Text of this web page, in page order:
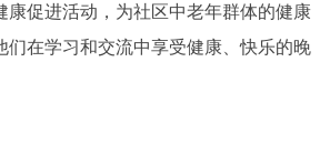
康促进活动，为社区中老年群体的健康
们在学习和交流中享受健康、快乐的晚